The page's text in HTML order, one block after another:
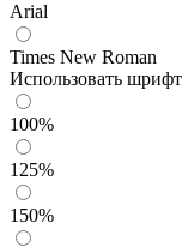
Arial
Times New Roman
Использовать шрифт
100%
125%
150%